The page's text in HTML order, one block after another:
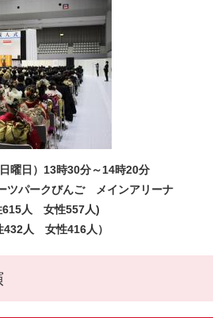
曜日）13時30分～14時20分
ツパークびんご メインアリーナ
615人 女性557人)
人 女性416人）